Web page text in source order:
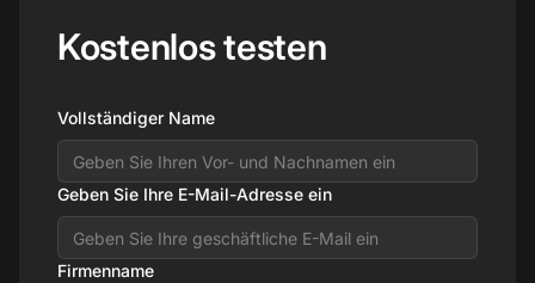
Kostenlos testen
Vollständiger Name
Geben Sie Ihre E-Mail-Adresse ein
Firmenname